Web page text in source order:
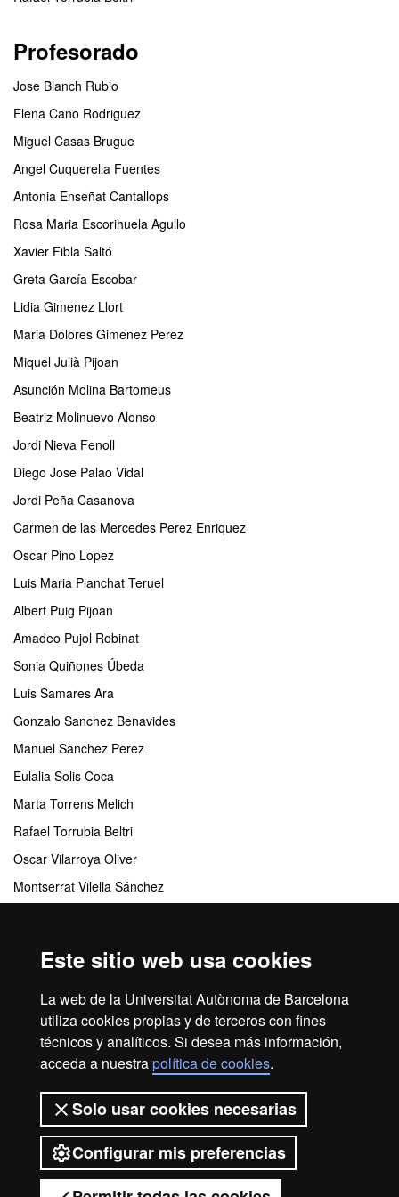
Este sitio web usa cookies
La web de la Universitat Autònoma de Barcelona
utiliza cookies propias y de terceros con fines
técnicos y analíticos. Si desea más información,
acceda a nuestrapolítica de cookies.
Solo usar cookies necesarias
Configurar mis preferencias
Profesorado
Jose Blanch Rubio
Elena Cano Rodriguez
Miguel Casas Brugue
Angel Cuquerella Fuentes
Antonia Enseñat Cantallops
Rosa Maria Escorihuela Agullo
Xavier Fibla Saltó
Greta García Escobar
Lidia Gimenez Llort
Maria Dolores Gimenez Perez
Miquel Julià Pijoan
Asunción Molina Bartomeus
Beatriz Molinuevo Alonso
Jordi Nieva Fenoll
Diego Jose Palao Vidal
Jordi Peña Casanova
Carmen de las Mercedes Perez Enriquez
Oscar Pino Lopez
Luis Maria Planchat Teruel
Albert Puig Pijoan
Amadeo Pujol Robinat
Sonia Quiñones Úbeda
Luis Samares Ara
Gonzalo Sanchez Benavides
Manuel Sanchez Perez
Eulalia Solis Coca
Marta Torrens Melich
Rafael Torrubia Beltri
Oscar Vilarroya Oliver
Montserrat Vilella Sánchez
Centros responsables
Departamento de Psiquiatría y Medicina Legal
Sobre el web
Accesibilidad web
2026 Universitat Autònoma de
Barcelona